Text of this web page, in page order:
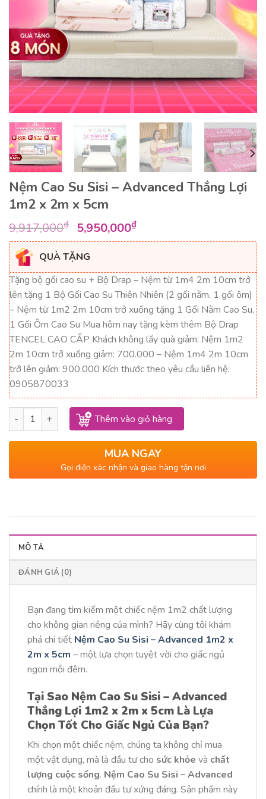
Nệm Cao Su Sisi – Advanced Thắng Lợi
1m2 x 2m x 5cm
9,917,000₫ Giá
gốc
là:
9,917,000₫.
5,950,000₫Giá
hiện
là:
5,950,000₫.
QUÀ TẶNG
Tặng bộ gối cao su + Bộ Drap – Nệm từ 1m4 2m 10cm trở
lên tặng 1 Bộ Gối Cao Su Thiên Nhiên (2 gối nằm, 1 gối ôm)
– Nệm từ 1m2 2m 10cm trở xuống tặng 1 Gối Nằm Cao Su,
1 Gối Ôm Cao Su Mua hôm nay tặng kèm thêm Bộ Drap
TENCEL CAO CẤP Khách không lấy quà giảm: Nệm 1m2
2m 10cm trở xuống giảm: 700.000 – Nệm 1m4 2m 10cm
trở lên giảm: 900.000 Kích thước theo yêu cầu liên hệ:
0905870033
Nệm Cao Su Sisi – Advanced Thắng Lợi 1m2 x 2m x 5cm số
Thêm vào giỏ hàng
MUA NGAY
Gọi điện xác nhận và giao hàng tận nơi
MÔ TẢ
ĐÁNH GIÁ (0)
Bạn đang tìm kiếm một chiếc nệm 1m2 chất lượng
cho không gian riêng của mình? Hãy cùng tôi khám
phá chi tiết Nệm Cao Su Sisi – Advanced 1m2 x
2m x 5cm – một lựa chọn tuyệt vời cho giấc ngủ
ngon mỗi đêm.
Tại Sao Nệm Cao Su Sisi – Advanced
Thắng Lợi 1m2 x 2m x 5cm Là Lựa
Chọn Tốt Cho Giấc Ngủ Của Bạn?
Khi chọn một chiếc nệm, chúng ta không chỉ mua
một vật dụng, mà là đầu tư cho sức khỏe và chất
lượng cuộc sống. Nệm Cao Su Sisi – Advanced
chính là một khoản đầu tư xứng đáng. Sản phẩm này